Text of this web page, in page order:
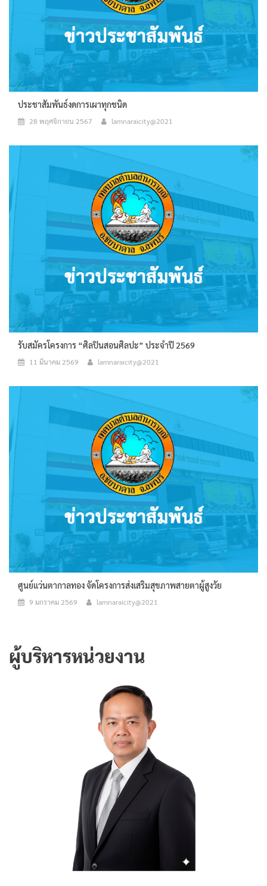
ประชาสัมพันธ์งดการเผาทุกชนิด
28 พฤศจิกายน 2567 lamnaraicity@2021
รับสมัครโครงการ “ศิลปินสอนศิลปะ” ประจำปี 2569
11 มีนาคม 2569 lamnaraicity@2021
ศูนย์แว่นตากาลทอง จัดโครงการส่งเสริมสุขภาพสายตาผู้สูงวัย
9 มกราคม 2569 lamnaraicity@2021
ผู้บริหารหน่วยงาน